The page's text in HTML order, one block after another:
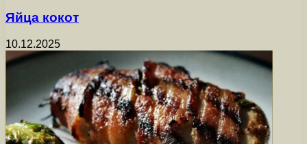
Яйца кокот
10.12.2025